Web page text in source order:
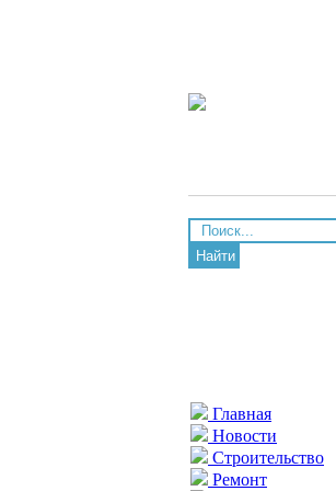
Найти
Главная
Новости
Строительство
Ремонт